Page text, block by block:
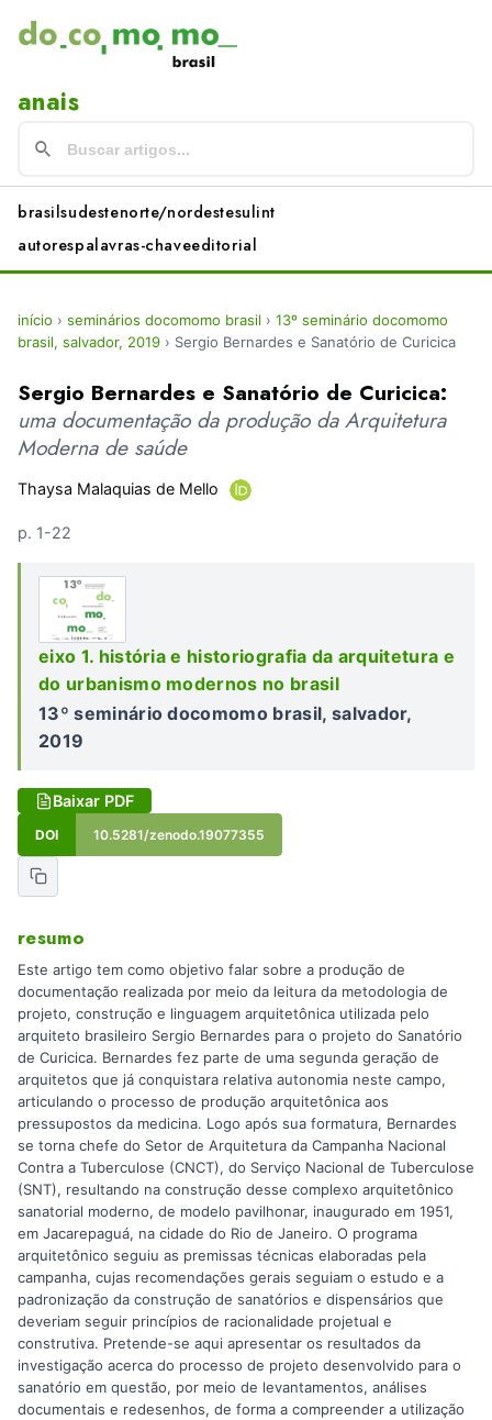
anais
brasilsudestenorte/nordestesulint
autorespalavras-chaveeditorial
início › seminários docomomo brasil › 13º seminário docomomo
brasil, salvador, 2019 › Sergio Bernardes e Sanatório de Curicica
Sergio Bernardes e Sanatório de Curicica:
uma documentação da produção da Arquitetura
Moderna de saúde
Thaysa Malaquias de Mello
p. 1-22
eixo 1. história e historiografia da arquitetura e
do urbanismo modernos no brasil
13º seminário docomomo brasil, salvador,
2019
Baixar PDF
DOI 10.5281/zenodo.19077355
resumo
Este artigo tem como objetivo falar sobre a produção de
documentação realizada por meio da leitura da metodologia de
projeto, construção e linguagem arquitetônica utilizada pelo
arquiteto brasileiro Sergio Bernardes para o projeto do Sanatório
de Curicica. Bernardes fez parte de uma segunda geração de
arquitetos que já conquistara relativa autonomia neste campo,
articulando o processo de produção arquitetônica aos
pressupostos da medicina. Logo após sua formatura, Bernardes
se torna chefe do Setor de Arquitetura da Campanha Nacional
Contra a Tuberculose (CNCT), do Serviço Nacional de Tuberculose
(SNT), resultando na construção desse complexo arquitetônico
sanatorial moderno, de modelo pavilhonar, inaugurado em 1951,
em Jacarepaguá, na cidade do Rio de Janeiro. O programa
arquitetônico seguiu as premissas técnicas elaboradas pela
campanha, cujas recomendações gerais seguiam o estudo e a
padronização da construção de sanatórios e dispensários que
deveriam seguir princípios de racionalidade projetual e
construtiva. Pretende-se aqui apresentar os resultados da
investigação acerca do processo de projeto desenvolvido para o
sanatório em questão, por meio de levantamentos, análises
documentais e redesenhos, de forma a compreender a utilização